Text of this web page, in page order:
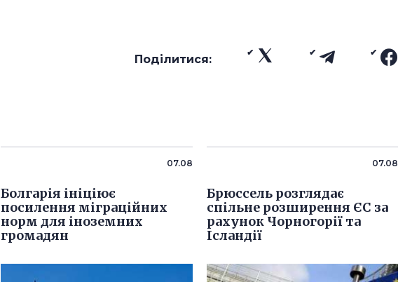
Поділитися:
07.08
Болгарія ініціює
посилення міграційних
норм для іноземних
громадян
07.08
Брюссель розглядає
спільне розширення ЄС за
рахунок Чорногорії та
Ісландії